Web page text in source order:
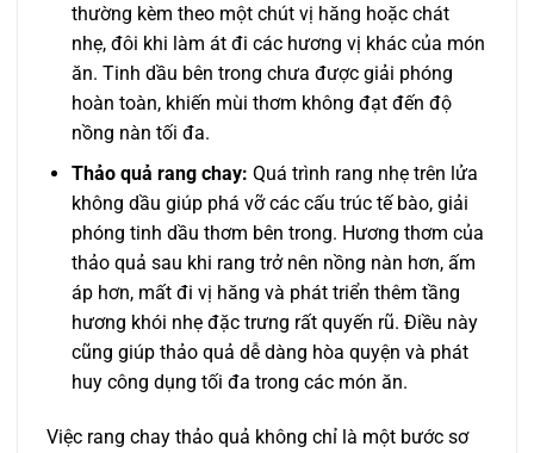
thường kèm theo một chút vị hăng hoặc chát
nhẹ, đôi khi làm át đi các hương vị khác của món
ăn. Tinh dầu bên trong chưa được giải phóng
hoàn toàn, khiến mùi thơm không đạt đến độ
nồng nàn tối đa.
Thảo quả rang chay: Quá trình rang nhẹ trên lửa
không dầu giúp phá vỡ các cấu trúc tế bào, giải
phóng tinh dầu thơm bên trong. Hương thơm của
thảo quả sau khi rang trở nên nồng nàn hơn, ấm
áp hơn, mất đi vị hăng và phát triển thêm tầng
hương khói nhẹ đặc trưng rất quyến rũ. Điều này
cũng giúp thảo quả dễ dàng hòa quyện và phát
huy công dụng tối đa trong các món ăn.
Việc rang chay thảo quả không chỉ là một bước sơ